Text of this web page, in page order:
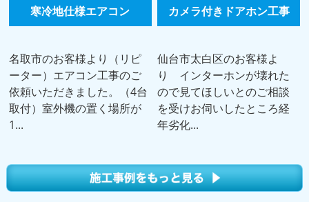
寒冷地仕様エアコン
名取市のお客様より（リピ
ーター）エアコン工事のご
依頼いただきました。（4台
取付）室外機の置く場所が
1...
カメラ付きドアホン工事
仙台市太白区のお客様よ
り インターホンが壊れた
ので見てほしいとのご相談
を受けお伺いしたところ経
年劣化...